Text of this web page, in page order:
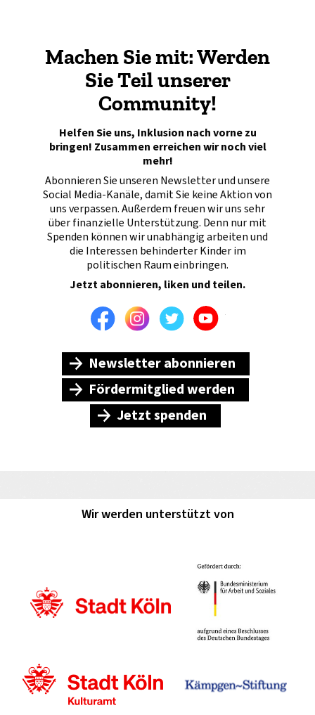
Machen Sie mit: Werden
Sie Teil unserer
Community!
Helfen Sie uns, Inklusion nach vorne zu
bringen! Zusammen erreichen wir noch viel
mehr!
Abonnieren Sie unseren Newsletter und unsere
Social Media-Kanäle, damit Sie keine Aktion von
uns verpassen. Außerdem freuen wir uns sehr
über finanzielle Unterstützung. Denn nur mit
Spenden können wir unabhängig arbeiten und
die Interessen behinderter Kinder im
politischen Raum einbringen.
Jetzt abonnieren, liken und teilen.
FacebookInstagramTwitterYoutube
Newsletter abonnieren
Fördermitglied werden
Jetzt spenden
Wir werden unterstützt von